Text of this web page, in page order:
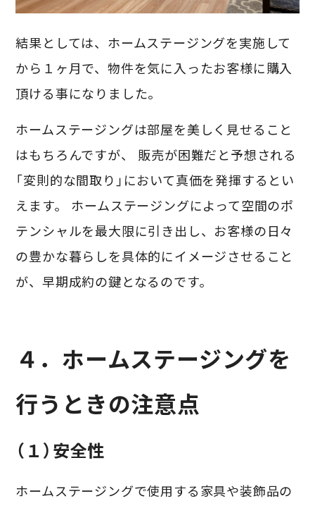
結果としては、ホームステージングを実施して
から１ヶ月で、物件を気に入ったお客様に購入
頂ける事になりました。
ホームステージングは部屋を美しく見せること
はもちろんですが、 販売が困難だと予想される
「変則的な間取り」において真価を発揮するとい
えます。 ホームステージングによって空間のポ
テンシャルを最大限に引き出し、お客様の日々
の豊かな暮らしを具体的にイメージさせること
が、早期成約の鍵となるのです。
４．ホームステージングを
行うときの注意点
（１）安全性
ホームステージングで使用する家具や装飾品の